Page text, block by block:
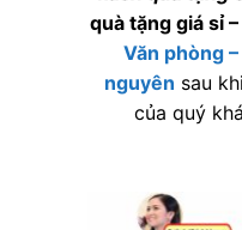
quà tặng giá sỉ–
Văn phòng
nguyên sau
của quý